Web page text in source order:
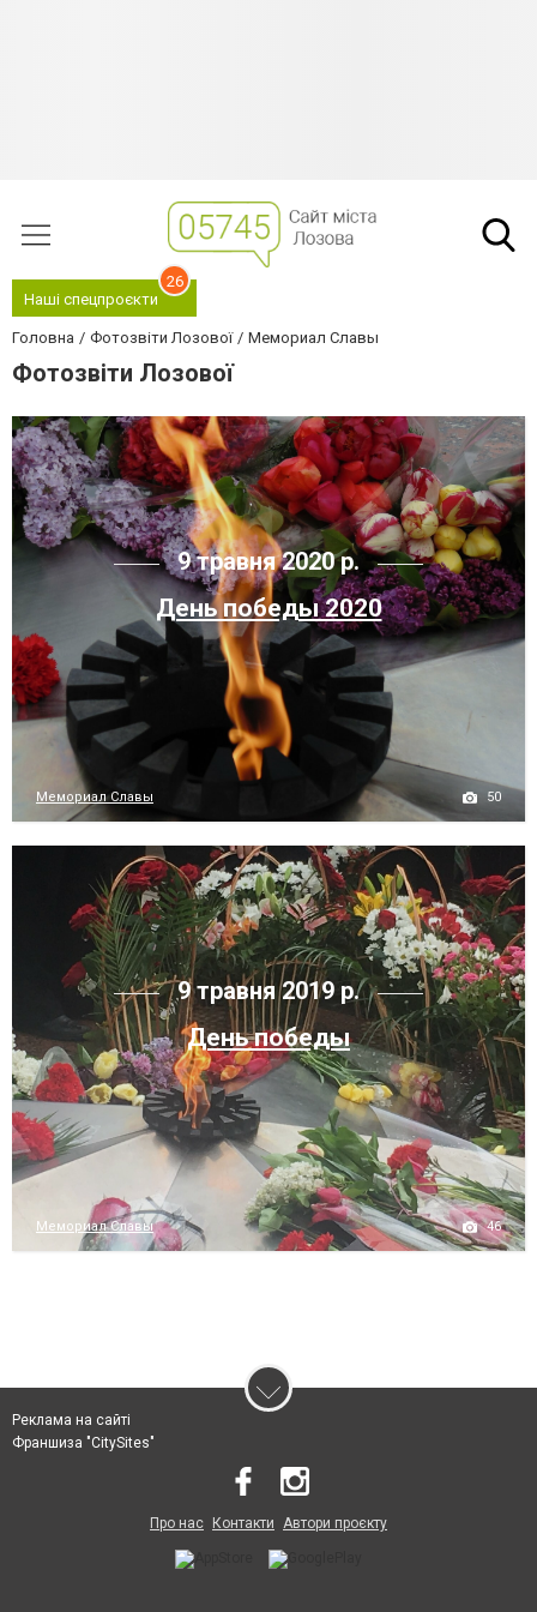
Наші спецпроєкти
26
Головна Фотозвіти Лозової Мемориал Славы
Фотозвіти Лозової
9 травня 2020 р.
День победы 2020
Мемориал Славы 50
9 травня 2019 р.
День победы
Мемориал Славы 46
Реклама на сайті
Франшиза "CitySites"
Про нас Контакти Автори проєкту